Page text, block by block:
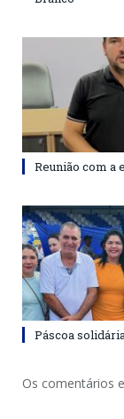
Reunião com a
Páscoa
Os comentários